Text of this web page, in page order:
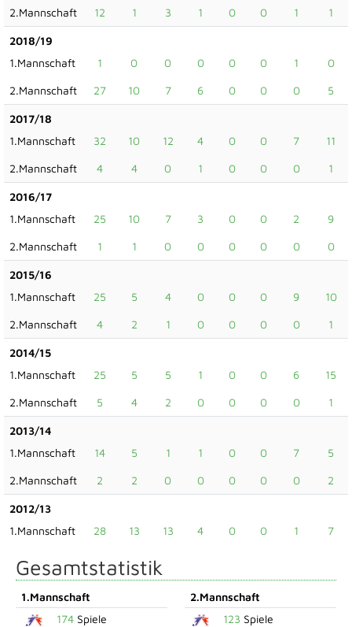
2.Mannschaft 12 1 3 1 0 0 1 1
2018/19
1.Mannschaft
1 0 0 0 0 0 1 0
2.Mannschaft 27 10 7 6 0 0 0 5
2017/18
1.Mannschaft
32 10 12 4 0 0 7 11
2.Mannschaft 4 4 0 1 0 0 0 1
2016/17
1.Mannschaft
25 10 7 3 0 0 2 9
2.Mannschaft 1 1 0 0 0 0 0 0
2015/16
1.Mannschaft
25 5 4 0 0 0 9 10
2.Mannschaft 4 2 1 0 0 0 0 1
2014/15
1.Mannschaft
25 5 5 1 0 0 6 15
2.Mannschaft 5 4 2 0 0 0 0 1
2013/14
1.Mannschaft
14 5 1 1 0 0 7 5
2.Mannschaft 2 2 0 0 0 0 0 2
2012/13
1.Mannschaft
28 13 13 4 0 0 1 7
Gesamtstatistik
1.Mannschaft
174 Spiele
2.Mannschaft
123 Spiele